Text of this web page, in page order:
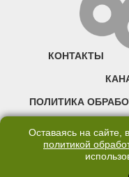
КОНТАКТЫ
ПОЛИТИКА
©2007—2025 66.RU.
Оставаясь на сайте,
политикой